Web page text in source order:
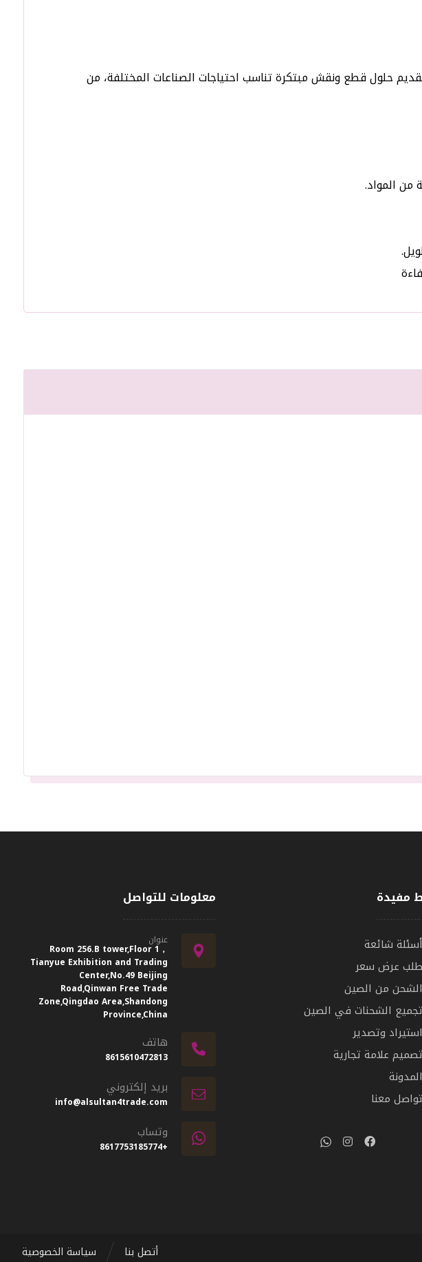
حلول قطع ونقش مبتكرة تناسب احتياجات الصناعات المختلفة، من
من المواد.
مفيدة
أسئلة شائعة
طلب عرض سعر
الشحن من الصين
تجميع الشحنات في الصين
استيراد وتصدير
تصميم علامة تجارية
المدونة
تواصل معنا
معلومات للتواصل
عنوان
Room 256.B tower,Floor 1，
Tianyue Exhibition and Trading
Center,No.49 Beijing
Road,Qinwan Free Trade
Zone,Qingdao Area,Shandong
Province,China
هاتف
8615610472813
بريد إلكتروني
info@alsultan4trade.com
وتساب
+8617753185774
سياسة الخصوصية أتصل بنا